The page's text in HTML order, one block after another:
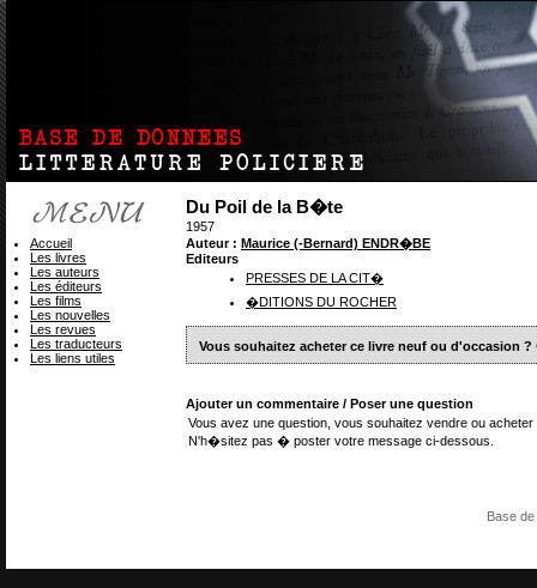
Du Poil de la B�te
1957
Auteur : Maurice (-Bernard) ENDR�BE
Editeurs
PRESSES DE LA CIT�
�DITIONS DU ROCHER
Vous souhaitez acheter ce livre neuf ou d'occasion ?
Ajouter un commentaire / Poser une question
Vous avez une question, vous souhaitez vendre ou
N'h�sitez pas � poster votre message ci-dessous.
Accueil
Les livres
Les auteurs
Les éditeurs
Les films
Les nouvelles
Les revues
Les traducteurs
Les liens utiles
Base